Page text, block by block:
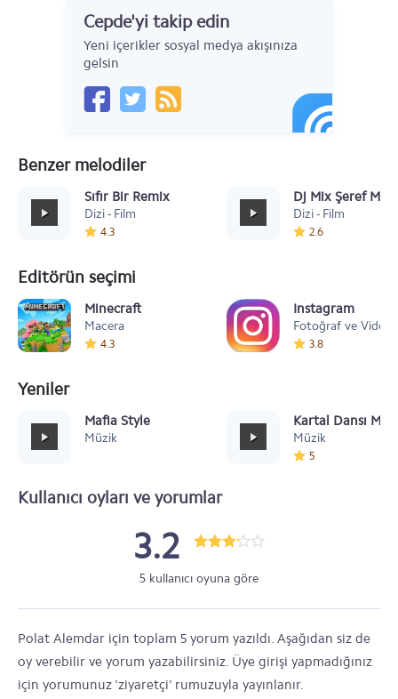
Cepde'yi takip edin
Yeni içerikler sosyal medya akışınıza
gelsin
Benzer melodiler
Sıfır Bir Remix
Dizi - Film
4.3
Dj Mix Şeref
Dizi - Film
2.6
Editörün seçimi
Minecraft
Macera
4.3
Instagram
Fotoğraf ve Video
3.8
Yeniler
Mafia Style
Müzik
Kartal Dansı
Müzik
5
Kullanıcı oyları ve yorumlar
3.2
5 kullanıcı oyuna göre
Polat Alemdar için toplam 5 yorum yazıldı. Aşağıdan siz de
oy verebilir ve yorum yazabilirsiniz. Üye girişi yapmadığınız
için yorumunuz 'ziyaretçi' rumuzuyla yayınlanır.